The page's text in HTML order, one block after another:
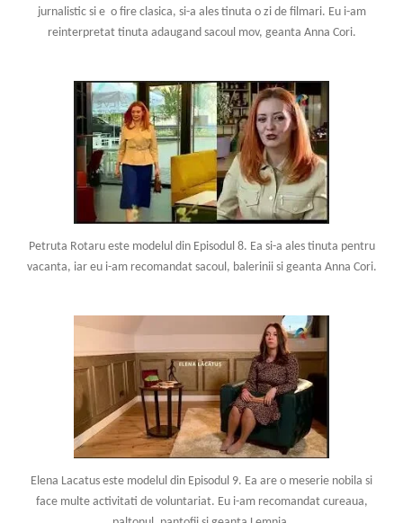
jurnalistic si e o fire clasica, si-a ales tinuta o zi de filmari. Eu i-am
reinterpretat tinuta adaugand sacoul mov, geanta Anna Cori.
Petruta Rotaru este modelul din Episodul 8. Ea si-a ales tinuta pentru
vacanta, iar eu i-am recomandat sacoul, balerinii si geanta Anna Cori.
Elena Lacatus este modelul din Episodul 9. Ea are o meserie nobila si
face multe activitati de voluntariat. Eu i-am recomandat cureaua,